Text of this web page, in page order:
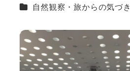
カテゴリー
自然観察・旅からの気づき